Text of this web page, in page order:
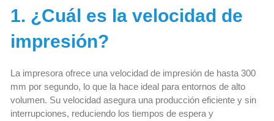
1. ¿Cuál es la velocidad de
impresión?
La impresora ofrece una velocidad de impresión de hasta 300
mm por segundo, lo que la hace ideal para entornos de alto
volumen. Su velocidad asegura una producción eficiente y sin
interrupciones, reduciendo los tiempos de espera y